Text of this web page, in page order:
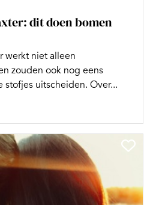
dit doen bomen
werkt niet alleen
zouden ook nog eens
uitscheiden. Over...